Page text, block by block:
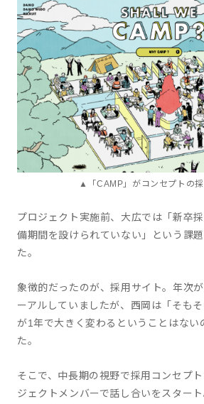
▲「CAMP」がコンセプトの
プロジェクト実施前、大広では「新卒
備期間を設けられていない」という課
た。
象徴的だったのが、採用サイト。年次
ーアルしていましたが、西岡は「そも
が1年で大きく変わるということはない
た。
そこで、中長期の視野で採用コンセプ
ジェクトメンバーで話し合いをスタート